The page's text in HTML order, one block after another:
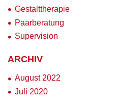
Gestalttherapie
Paarberatung
Supervision
ARCHIV
August 2022
Juli 2020